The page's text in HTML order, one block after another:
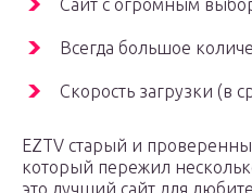
Сайт с огромным
Всегда большое
Скорость загрузки (в
EZTV старый и
который пережил
это лучший сайт для